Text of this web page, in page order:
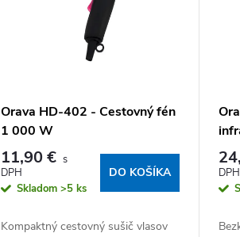
Orava HD-402 - Cestovný fén
1 000 W
11,90 €
Skladom >5 ks
DO KOŠÍKA
Kompaktný cestovný sušič vlasov